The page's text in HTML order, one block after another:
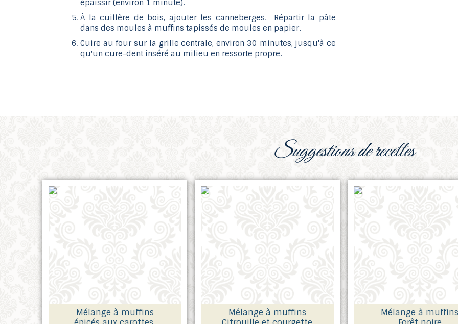
épaissir (environ 1 minute).
À la cuillère de bois, ajouter les canneberges. Répartir la pâte
dans des moules à muffins tapissés de moules en papier.
Cuire au four sur la grille centrale, environ 30 minutes, jusqu'à ce
qu'un cure-dent inséré au milieu en ressorte propre.
suggestions de recettes
Mélange à muffins
Mélange à muffins
Mélange à muffins